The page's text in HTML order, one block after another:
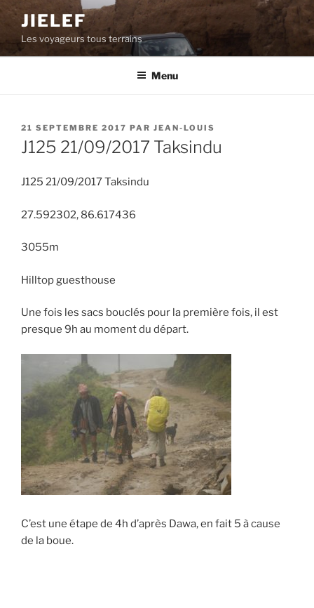
Aller
contenu
principal
JIELEF
Les voyageurs tous terrains
Menu
PUBLIÉ
LE
21 SEPTEMBRE 2017 PAR JEAN-LOUIS
J125 21/09/2017 Taksindu
J125 21/09/2017 Taksindu
27.592302, 86.617436
3055m
Hilltop guesthouse
Une fois les sacs bouclés pour la première fois, il est
presque 9h au moment du départ.
C’est une étape de 4h d’après Dawa, en fait 5 à cause
de la boue.